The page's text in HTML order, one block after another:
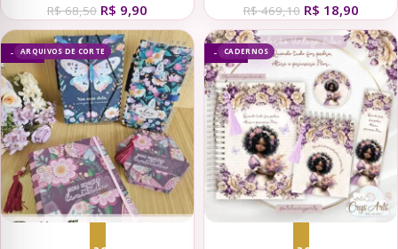
Personalizados)
R$68,50 R$ 9,90 R$469,10 R$ 18,90
ARQUIVOS DE CORTE
- 94% CADERNOS
- 83%